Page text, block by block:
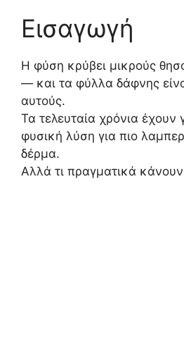
Εισαγωγή
Η φύση κρύβει μικρούς
— και τα φύλλα δάφνης
αυτούς.
Τα τελευταία χρόνια έχουν
φυσική λύση για πιο
δέρμα.
Αλλά τι πραγματικά